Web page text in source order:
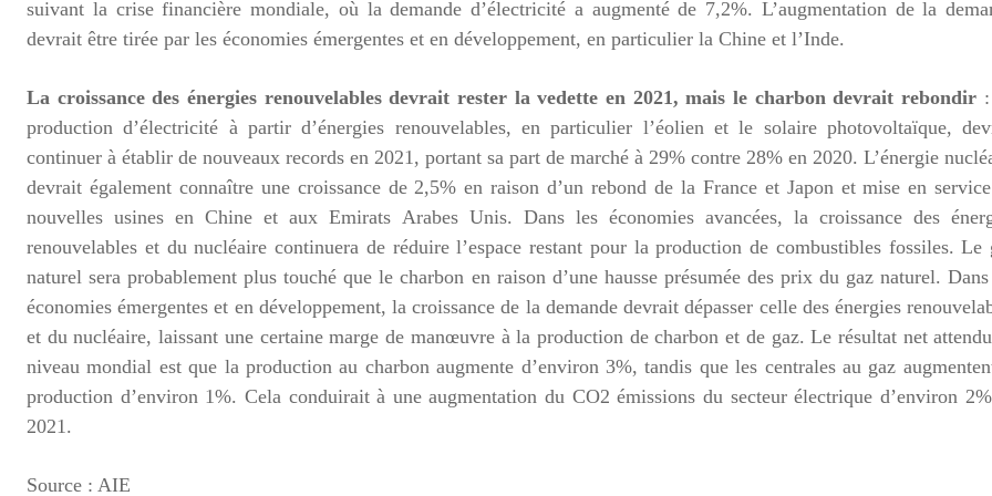
suivant la crise financière mondiale, où la demande d’électricité a augmenté de 7,2%. L’augmentation de la
devrait être tirée par les économies émergentes et en développement, en particulier la Chine et l’Inde.
La croissance des énergies renouvelables devrait rester la vedette en 2021, mais le charbon devrait rebondir
production d’électricité à partir d’énergies renouvelables, en particulier l’éolien et le solaire photovoltaïque,
continuer à établir de nouveaux records en 2021, portant sa part de marché à 29% contre 28% en 2020. L’énergie
devrait également connaître une croissance de 2,5% en raison d’un rebond de la France et Japon et mise en
nouvelles usines en Chine et aux Emirats Arabes Unis. Dans les économies avancées, la croissance des
renouvelables et du nucléaire continuera de réduire l’espace restant pour la production de combustibles fossiles. Le
naturel sera probablement plus touché que le charbon en raison d’une hausse présumée des prix du gaz naturel.
économies émergentes et en développement, la croissance de la demande devrait dépasser celle des énergies
et du nucléaire, laissant une certaine marge de manœuvre à la production de charbon et de gaz. Le résultat net
niveau mondial est que la production au charbon augmente d’environ 3%, tandis que les centrales au gaz
production d’environ 1%. Cela conduirait à une augmentation du CO2 émissions du secteur électrique d’environ
2021.
Source : AIE